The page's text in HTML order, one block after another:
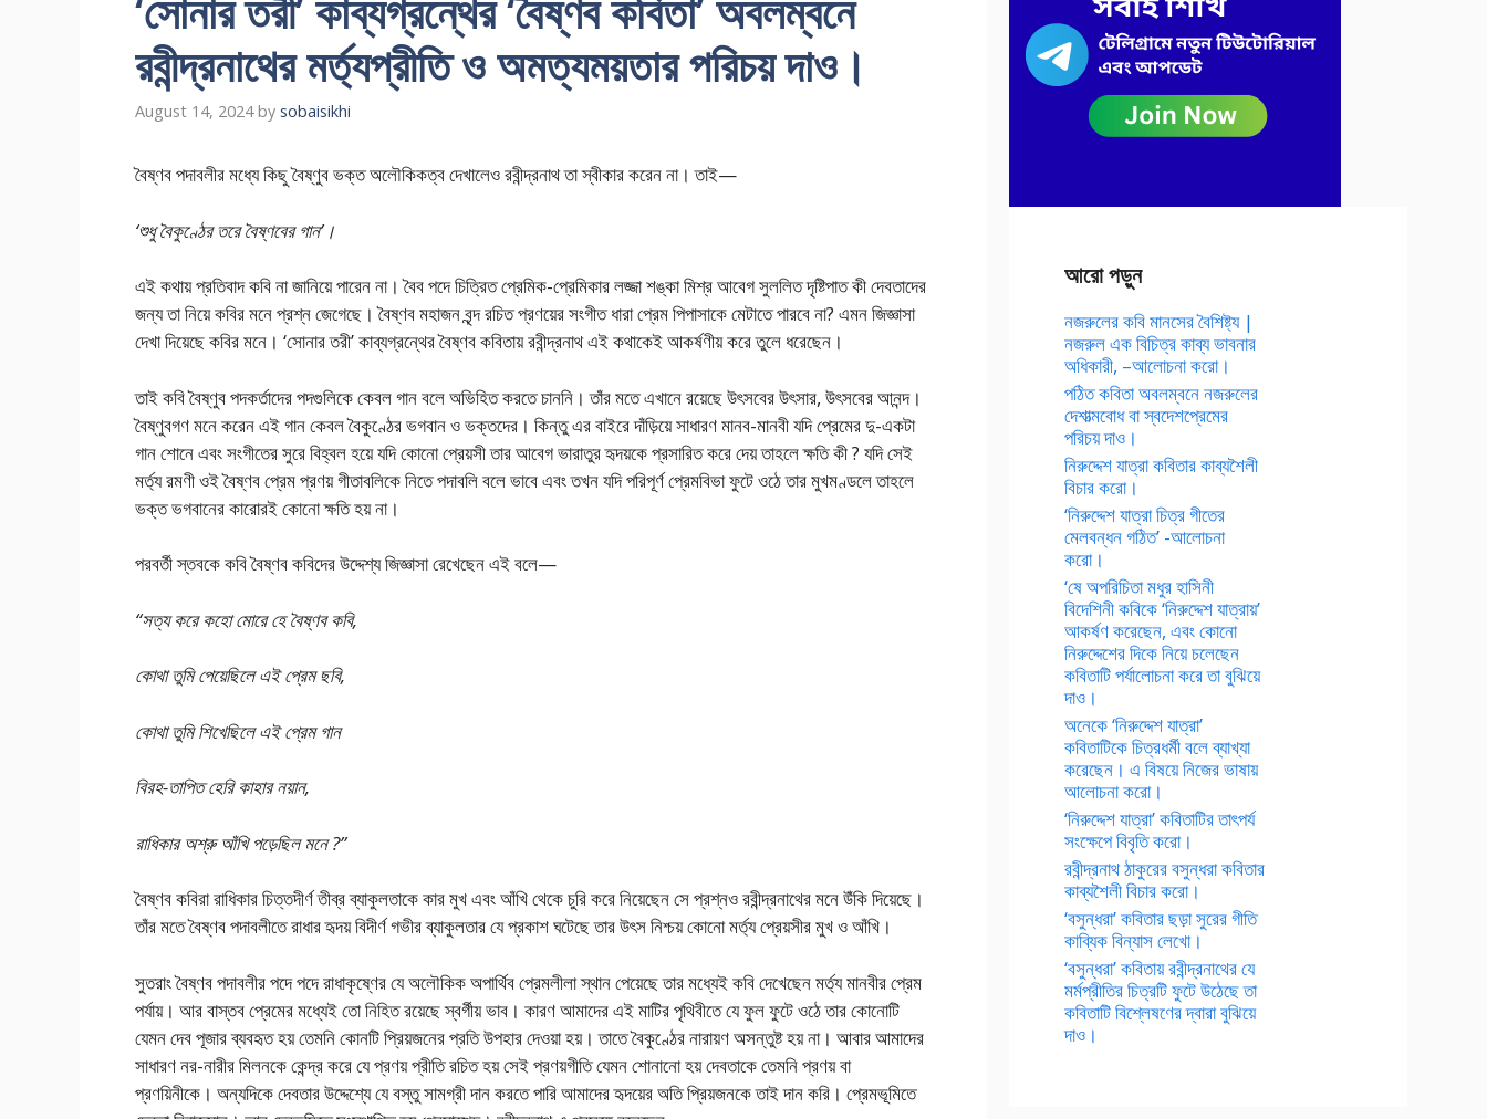
রবীন্দ্রনাথের মর্ত্যপ্রীতি ও অমত্যময়তার পরিচয় দাও।
August 14, 2024 by sobaisikhi
বৈষ্ণব পদাবলীর মধ্যে কিছু বৈষ্ণুব ভক্ত অলৌকিকত্ব দেখালেও রবীন্দ্রনাথ তা স্বীকার করেন না। তাই—
‘শুধু বৈকুণ্ঠের তরে বৈষ্ণবের গান’।
এই কথায় প্রতিবাদ কবি না জানিয়ে পারেন না। বৈব পদে চিত্রিত প্রেমিক-প্রেমিকার লজ্জা শঙ্কা মিশ্র আবেগ সুললিত দৃষ্টিপাত কী দেবতাদের
জন্য তা নিয়ে কবির মনে প্রশ্ন জেগেছে। বৈষ্ণব মহাজন বৃন্দ রচিত প্রণয়ের সংগীত ধারা প্রেম পিপাসাকে মেটাতে পারবে না? এমন জিজ্ঞাসা
দেখা দিয়েছে কবির মনে। ‘সোনার তরী’ কাব্যগ্রন্থের বৈষ্ণব কবিতায় রবীন্দ্রনাথ এই কথাকেই আকর্ষণীয় করে তুলে ধরেছেন।
তাই কবি বৈষ্ণুব পদকর্তাদের পদগুলিকে কেবল গান বলে অভিহিত করতে চাননি। তাঁর মতে এখানে রয়েছে উৎসবের উৎসার, উৎসবের আনন্দ।
বৈষ্ণুবগণ মনে করেন এই গান কেবল বৈকুণ্ঠের ভগবান ও ভক্তদের। কিন্তু এর বাইরে দাঁড়িয়ে সাধারণ মানব-মানবী যদি প্রেমের দু-একটা
গান শোনে এবং সংগীতের সুরে বিহ্বল হয়ে যদি কোনো প্রেয়সী তার আবেগ ভারাতুর হৃদয়কে প্রসারিত করে দেয় তাহলে ক্ষতি কী ? যদি সেই
মর্ত্য রমণী ওই বৈষ্ণব প্রেম প্রণয় গীতাবলিকে নিতে পদাবলি বলে ভাবে এবং তখন যদি পরিপূর্ণ প্রেমবিভা ফুটে ওঠে তার মুখমণ্ডলে তাহলে
ভক্ত ভগবানের কারোরই কোনো ক্ষতি হয় না।
পরবর্তী স্তবকে কবি বৈষ্ণব কবিদের উদ্দেশ্য জিজ্ঞাসা রেখেছেন এই বলে—
“সত্য করে কহো মোরে হে বৈষ্ণব কবি,
কোথা তুমি পেয়েছিলে এই প্রেম ছবি,
কোথা তুমি শিখেছিলে এই প্রেম গান
বিরহ-তাপিত হেরি কাহার নয়ান,
রাধিকার অশ্রু আঁখি পড়েছিল মনে ?”
বৈষ্ণব কবিরা রাধিকার চিত্তদীর্ণ তীব্র ব্যাকুলতাকে কার মুখ এবং আঁখি থেকে চুরি করে নিয়েছেন সে প্রশ্নও রবীন্দ্রনাথের মনে উঁকি দিয়েছে।
তাঁর মতে বৈষ্ণব পদাবলীতে রাধার হৃদয় বিদীর্ণ গভীর ব্যাকুলতার যে প্রকাশ ঘটেছে তার উৎস নিশ্চয় কোনো মর্ত্য প্রেয়সীর মুখ ও আঁখি।
সুতরাং বৈষ্ণব পদাবলীর পদে পদে রাধাকৃষ্ণের যে অলৌকিক অপার্থিব প্রেমলীলা স্থান পেয়েছে তার মধ্যেই কবি দেখেছেন মর্ত্য মানবীর প্রেম
পর্যায়। আর বাস্তব প্রেমের মধ্যেই তো নিহিত রয়েছে স্বর্গীয় ভাব। কারণ আমাদের এই মাটির পৃথিবীতে যে ফুল ফুটে ওঠে তার কোনোটি
যেমন দেব পূজার ব্যবহৃত হয় তেমনি কোনটি প্রিয়জনের প্রতি উপহার দেওয়া হয়। তাতে বৈকুণ্ঠের নারায়ণ অসন্তুষ্ট হয় না। আবার আমাদের
সাধারণ নর-নারীর মিলনকে কেন্দ্র করে যে প্রণয় প্রীতি রচিত হয় সেই প্রণয়গীতি যেমন শোনানো হয় দেবতাকে তেমনি প্রণয় বা
প্রণয়িনীকে। অন্যদিকে দেবতার উদ্দেশ্যে যে বস্তু সামগ্রী দান করতে পারি আমাদের হৃদয়ের অতি প্রিয়জনকে তাই দান করি। প্রেমভূমিতে
আরো পড়ুন
নজরুলের কবি মানসের বৈশিষ্ট্য |
নজরুল এক বিচিত্র কাব্য ভাবনার
অধিকারী, –আলোচনা করো।
পঠিত কবিতা অবলম্বনে নজরুলের
দেশাত্মবোধ বা স্বদেশপ্রেমের
পরিচয় দাও।
নিরুদ্দেশ যাত্রা কবিতার কাব্যশৈলী
বিচার করো।
‘নিরুদ্দেশ যাত্রা চিত্র গীতের
মেলবন্ধন গঠিত’ -আলোচনা
করো।
‘ষে অপরিচিতা মধুর হাসিনী
বিদেশিনী কবিকে ‘নিরুদ্দেশ যাত্রায়’
আকর্ষণ করেছেন, এবং কোনো
নিরুদ্দেশের দিকে নিয়ে চলেছেন
কবিতাটি পর্যালোচনা করে তা বুঝিয়ে
দাও।
অনেকে ‘নিরুদ্দেশ যাত্রা’
কবিতাটিকে চিত্রধর্মী বলে ব্যাখ্যা
করেছেন। এ বিষয়ে নিজের ভাষায়
আলোচনা করো।
‘নিরুদ্দেশ যাত্রা’ কবিতাটির তাৎপর্য
সংক্ষেপে বিবৃতি করো।
রবীন্দ্রনাথ ঠাকুরের বসুন্ধরা কবিতার
কাব্যশৈলী বিচার করো।
‘বসুন্ধরা’ কবিতার ছড়া সুরের গীতি
কাব্যিক বিন্যাস লেখো।
‘বসুন্ধরা’ কবিতায় রবীন্দ্রনাথের যে
মর্মপ্রীতির চিত্রটি ফুটে উঠেছে তা
কবিতাটি বিশ্লেষণের দ্বারা বুঝিয়ে
দাও।